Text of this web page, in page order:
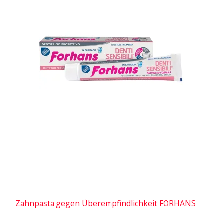
Zahnpasta gegen Überempfindlichkeit FORHANS